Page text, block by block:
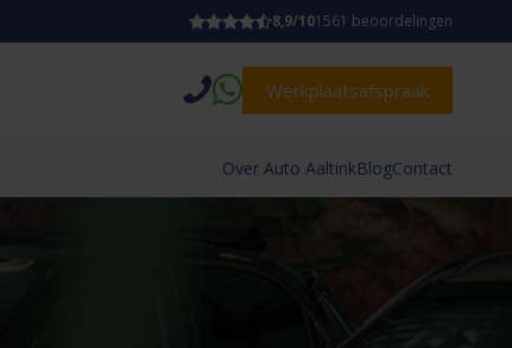
8,9/101561 beoordelingen
Werkplaatsafspraak
Over Auto AaltinkBlogContact